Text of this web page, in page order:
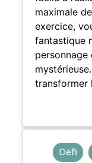
maximale
exercice,
fantastique
transformer
Défi